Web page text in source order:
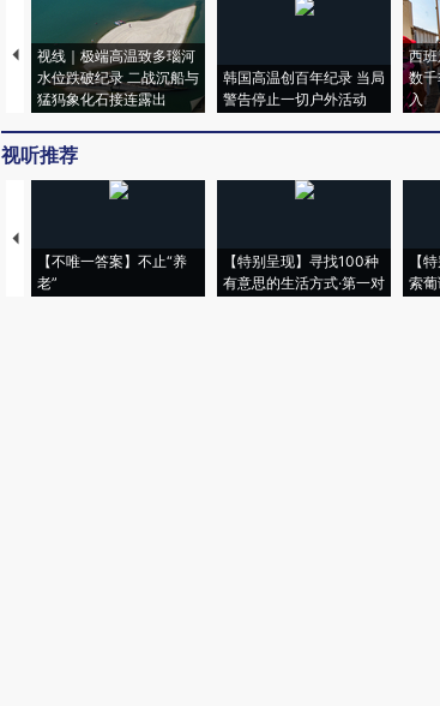
视线｜极端高温致多瑙河
水位跌破纪录 二战沉船与
猛犸象化石接连露出
韩国高温创百年纪录 当局
警告停止一切户外活动
西
数
入
视听推荐
【不唯一答案】不止“养
老”
【特别呈现】寻找100种
有意思的生活方式·第一对
【
索